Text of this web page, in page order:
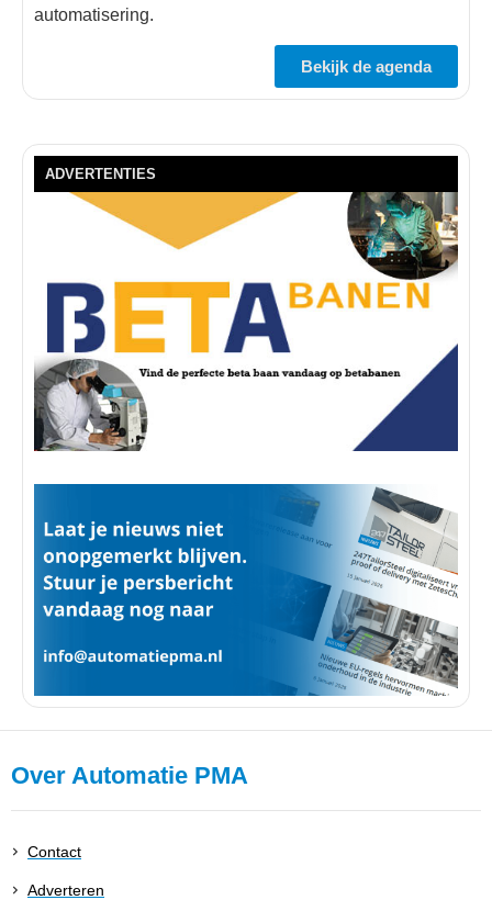
automatisering.
Bekijk de agenda
ADVERTENTIES
Over Automatie PMA
Contact
Adverteren